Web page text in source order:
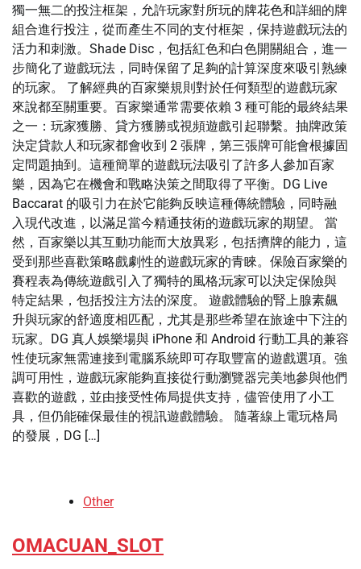
獨一無二的投注框架，允許玩家對所玩的牌花色和詳細的牌
組合進行投注，從而產生不同的支付框架，保持遊戲玩法的
活力和刺激。Shade Disc，包括紅色和白色開關組合，進一
步簡化了遊戲玩法，同時保留了足夠的計算深度來吸引熟練
的玩家。 了解經典的百家樂規則對於任何類型的遊戲玩家
來說都至關重要。百家樂通常需要依賴 3 種可能的最終結果
之一：玩家獲勝、貸方獲勝或視頻遊戲引起聯繫。抽牌政策
決定貸款人和玩家都會收到 2 張牌，第三張牌可能會根據固
定問題抽到。這種簡單的遊戲玩法吸引了許多人參加百家
樂，因為它在機會和戰略決策之間取得了平衡。DG Live
Baccarat 的吸引力在於它能夠反映這種傳統體驗，同時融
入現代改進，以滿足當今精通技術的遊戲玩家的期望。 當
然，百家樂以其互動功能而大放異彩，包括擠牌的能力，這
受到那些喜歡策略戲劇性的遊戲玩家的青睞。保險百家樂的
賽程表為傳統遊戲引入了獨特的風格;玩家可以決定保險與
特定結果，包括投注方法的深度。 遊戲體驗的腎上腺素飆
升與玩家的舒適度相匹配，尤其是那些希望在旅途中下注的
玩家。DG 真人娛樂場與 iPhone 和 Android 行動工具的兼容
性使玩家無需連接到電腦系統即可存取豐富的遊戲選項。強
調可用性，遊戲玩家能夠直接從行動瀏覽器完美地參與他們
喜歡的遊戲，並由接受性佈局提供支持，儘管使用了小工
具，但仍能確保最佳的視訊遊戲體驗。 隨著線上電玩格局
的發展，DG […]
Other
OMACUAN_SLOT